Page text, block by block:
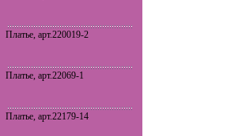
Платье, арт.220019-2
Платье, арт.22069-1
Платье, арт.22179-14